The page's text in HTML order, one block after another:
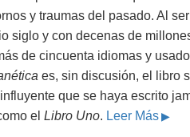
y traumas del pasado. Al
siglo y con decenas de
de cincuenta idiomas y
es, sin discusión, el libro
que se haya escrito
el Libro Uno. Leer Más